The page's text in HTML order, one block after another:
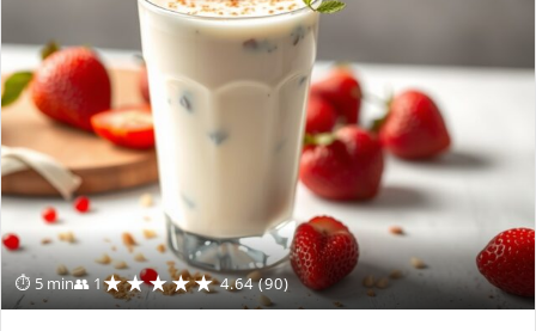
⏱ 5 min👥 1★★★★★ 4.64 (90)